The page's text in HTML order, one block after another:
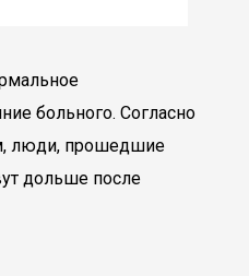
больного. Согласно
люди, прошедшие
дольше после